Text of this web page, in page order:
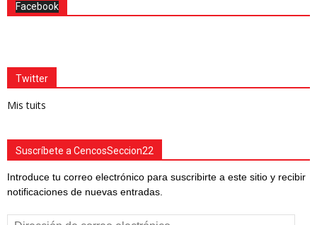
Facebook
Twitter
Mis tuits
Suscríbete a CencosSeccion22
Introduce tu correo electrónico para suscribirte a este sitio y recibir
notificaciones de nuevas entradas.
Dirección